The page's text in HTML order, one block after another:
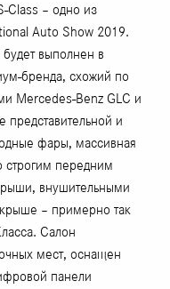
Class – одно из
Auto Show 2019.
выполнен в
бренда, схожий по
Mercedes-Benz GLC и
представительной и
фары, массивная
строгим передним
внушительными
– примерно так
Салон
мест, оснащен
панели